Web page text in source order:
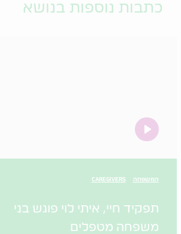
כתבות נוספות בנושא
video
המשפחה CAREGIVERS
תפקיד חיי, איתי לוי פוגש בני
משפחה מטפלים